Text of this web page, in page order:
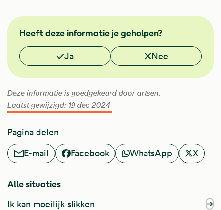
FMS
Heeft deze informatie je geholpen?
Vond je deze informatie nuttig?
Ja Nee
Deze informatie is goedgekeurd door artsen.
Laatst gewijzigd: 19 dec 2024
Pagina delen
E-mail
Facebook WhatsApp X
Alle situaties
Ik kan moeilijk slikken